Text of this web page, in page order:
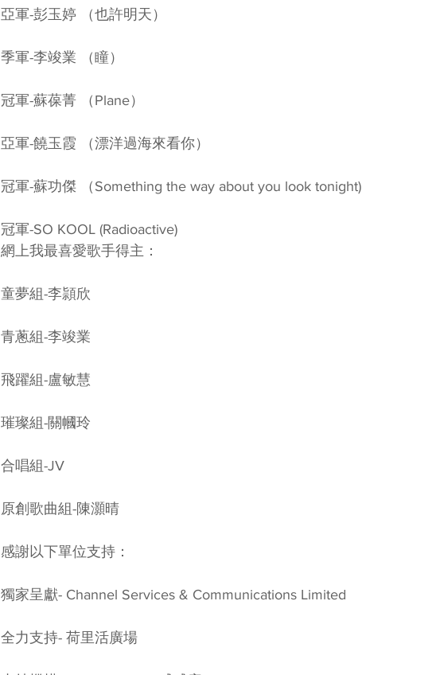
亞軍-彭玉婷 （也許明天）
季軍-李竣業 （瞳）
冠軍-蘇葆菁 （Plane）
亞軍-饒玉霞 （漂洋過海來看你）
冠軍-蘇功傑 （Something the way about you look tonight)
冠軍-SO KOOL (Radioactive)
網上我最喜愛歌手得主：
童夢組-李頴欣
青蔥組-李竣業
飛躍組-盧敏慧
璀璨組-關幗玲
合唱組-JV
原創歌曲組-陳灝晴
感謝以下單位支持：
獨家呈獻- Channel Services & Communications Limited
全力支持- 荷里活廣場